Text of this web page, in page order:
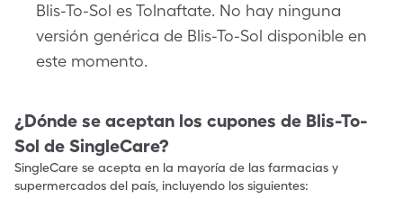
Blis-To-Sol es Tolnaftate. No hay ninguna
versión genérica de Blis-To-Sol disponible en
este momento.
¿Dónde se aceptan los cupones de Blis-To-
Sol de SingleCare?
SingleCare se acepta en la mayoría de las farmacias y
supermercados del país, incluyendo los siguientes: